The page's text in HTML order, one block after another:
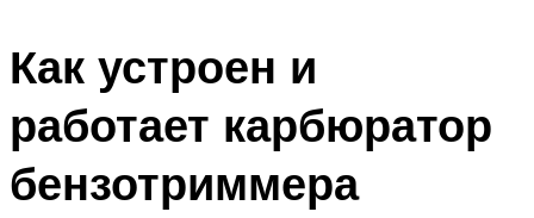
Как устроен и
работает карбюратор
бензотриммера